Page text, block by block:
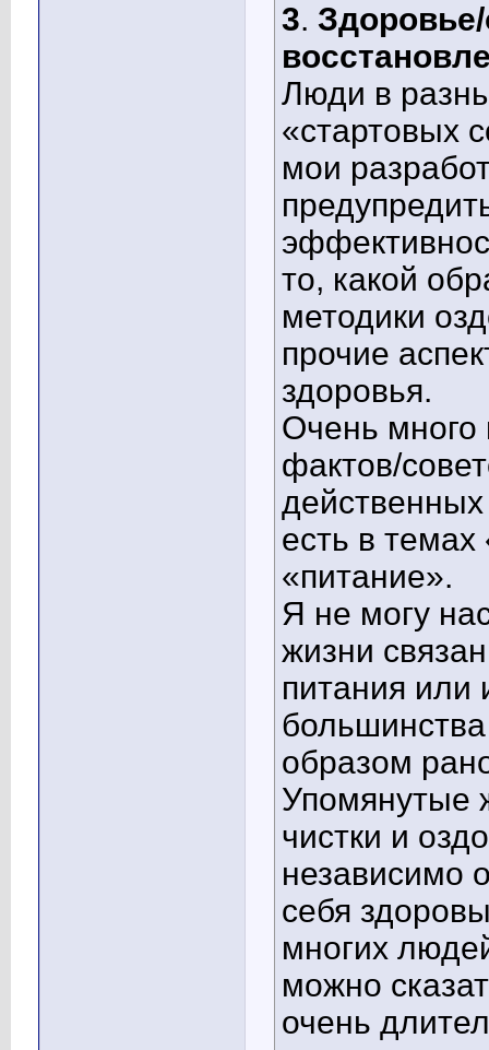
3.
Люди в
«стартовых
мои
то, какой
методики
прочие
здоровья.
Очень много
фактов/
есть в
«питание».
Я не могу
жизни
питания или
образом
Упомянутые
чистки и
независимо
себя
многих
можно
очень